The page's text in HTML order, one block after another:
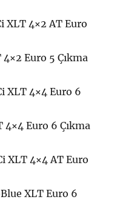
XLT 4×2 AT Euro
Euro 5 Çıkma
XLT 4×4 Euro 6
4×4 Euro 6 Çıkma
XLT 4×4 AT Euro
XLT Euro 6